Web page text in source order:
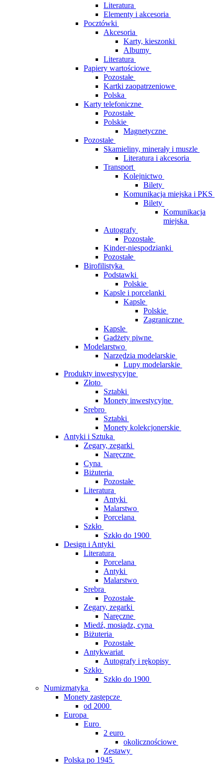
Literatura
Elementy i akcesoria
Pocztówki
Akcesoria
Karty, kieszonki
Albumy
Literatura
Papiery wartościowe
Pozostałe
Kartki zaopatrzeniowe
Polska
Karty telefoniczne
Pozostałe
Polskie
Magnetyczne
Pozostałe
Skamieliny, minerały i muszle
Literatura i akcesoria
Transport
Kolejnictwo
Bilety
Komunikacja miejska i PKS
Bilety
Komunikacja
miejska
Autografy
Pozostałe
Kinder-niespodzianki
Pozostałe
Birofilistyka
Podstawki
Polskie
Kapsle i porcelanki
Kapsle
Polskie
Zagraniczne
Kapsle
Gadżety piwne
Modelarstwo
Narzędzia modelarskie
Lupy modelarskie
Produkty inwestycyjne
Złoto
Sztabki
Monety inwestycyjne
Srebro
Sztabki
Monety kolekcjonerskie
Antyki i Sztuka
Zegary, zegarki
Naręczne
Cyna
Biżuteria
Pozostałe
Literatura
Antyki
Malarstwo
Porcelana
Szkło
Szkło do 1900
Design i Antyki
Literatura
Porcelana
Antyki
Malarstwo
Srebra
Pozostałe
Zegary, zegarki
Naręczne
Miedź, mosiądz, cyna
Biżuteria
Pozostałe
Antykwariat
Autografy i rękopisy
Szkło
Szkło do 1900
Numizmatyka
Monety zastępcze
od 2000
Europa
Euro
2 euro
okolicznościowe
Zestawy
Polska po 1945